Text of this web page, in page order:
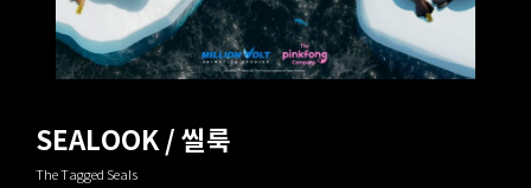
SEALOOK / 씰룩
The Tagged Seals